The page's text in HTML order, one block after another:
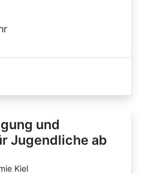
und
Jugendliche ab
Kiel